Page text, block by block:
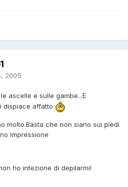
2005
ascelle e sulle gambe...E
dispiace affatto
molto.Basta che non siano sui piedi
impressione
ho intezione di depilarmi!